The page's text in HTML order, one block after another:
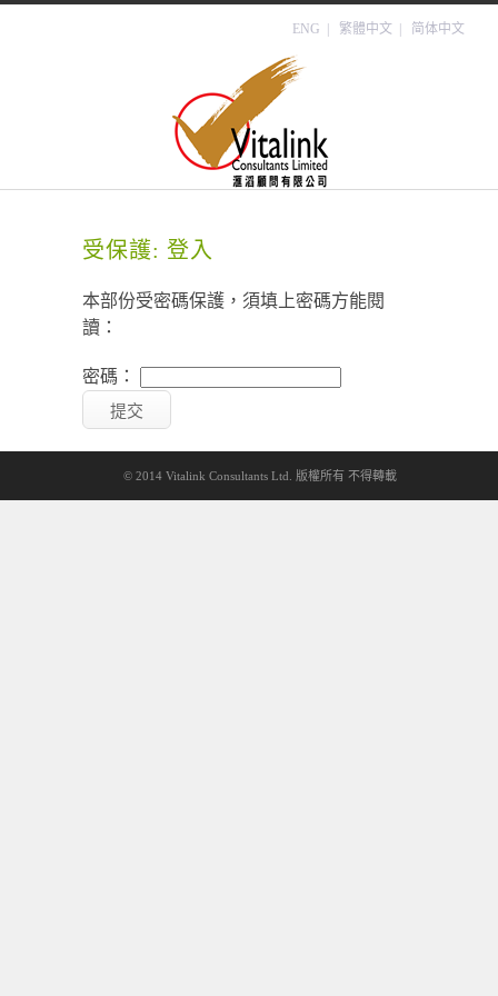
ENG | 繁體中文 | 简体中文
受保護: 登入
本部份受密碼保護，須填上密碼方能閱
讀：
密碼：
© 2014 Vitalink Consultants Ltd. 版權所有 不得轉載